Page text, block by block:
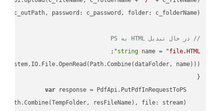
// در حال تبدیل HTML به PS
string name = "file.HTML"
;
var